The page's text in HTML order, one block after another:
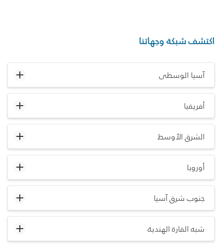
اكتشف شبكة وجهاتنا
آسيا الوسطى
أفريقيا
الشرق الأوسط
أوروبا
جنوب شرق آسيا
شبه القارة الهندية